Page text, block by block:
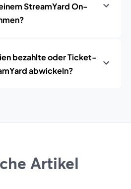
StreamYard On-
bezahlte oder Ticket-
abwickeln?
Artikel